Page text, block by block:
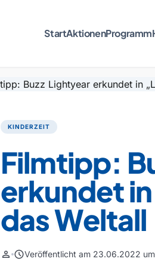
StartAktionenProgramm
KINDERZEIT
Filmtipp:
erkundet
das Weltall
person scheduleVeröffentlicht am 23.06.2022